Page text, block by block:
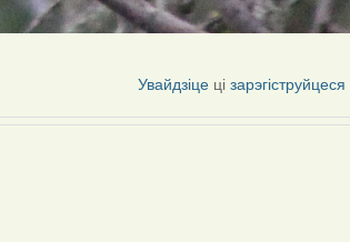
Увайдзіце цізарэгіструйцеся